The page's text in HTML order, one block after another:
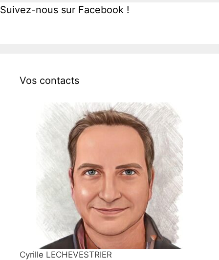
Suivez-nous sur Facebook !
Vos contacts
Cyrille LECHEVESTRIER